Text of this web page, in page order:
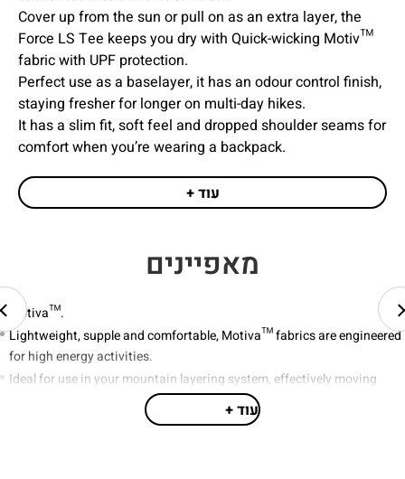
Cover up from the sun or pull on as an extra layer, the
Force LS Tee keeps you dry with Quick-wicking Motiv™
fabric with UPF protection.
Perfect use as a baselayer, it has an odour control finish,
staying fresher for longer on multi-day hikes.
It has a slim fit, soft feel and dropped shoulder seams for
comfort when you’re wearing a backpack.
עוד +
עוד +
מאפיינים
Motiva™.
Lightweight, supple and comfortable, Motiva™ fabrics are engineered
for high energy activities.
Ideal for use in your mountain layering system, effectively moving
moisture off your skin and drying quickly..